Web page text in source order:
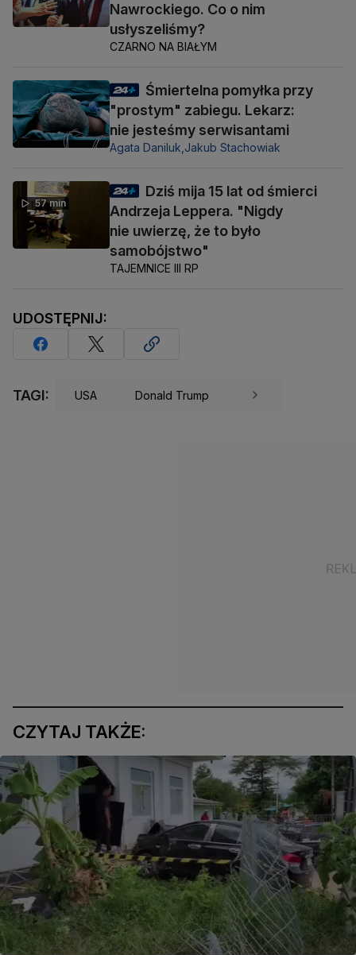
Nawrockiego. Co o nim
usłyszeliśmy?
CZARNO NA BIAŁYM
Śmiertelna pomyłka przy
"prostym" zabiegu. Lekarz:
nie jesteśmy serwisantami
Agata Daniluk, Jakub Stachowiak
57 min
Dziś mija 15 lat od śmierci
Andrzeja Leppera. "Nigdy
nie uwierzę, że to było
samobójstwo"
TAJEMNICE III RP
UDOSTĘPNIJ:
TAGI: USA Donald Trump
CZYTAJ TAKŻE: